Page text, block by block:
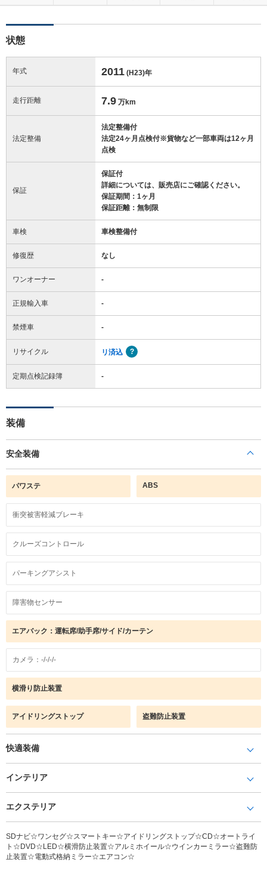
状態
年式 2011 (H23)年
走行距離 7.9 万km
法定整備
法定整備付
法定24ヶ月点検付※貨物など一部車両は12ヶ月
点検
保証
保証付
詳細については、販売店にご確認ください。
保証期間：1ヶ月
保証距離：無制限
車検 車検整備付
修復歴 なし
ワンオーナー -
正規輸入車 -
禁煙車 -
リサイクル リ済込
定期点検記録簿 -
装備
安全装備
パワステ ABS
衝突被害軽減ブレーキ
クルーズコントロール
パーキングアシスト
障害物センサー
エアバック：運転席/助手席/サイド/カーテン
カメラ：-/-/-/-
横滑り防止装置
アイドリングストップ 盗難防止装置
快適装備
インテリア
エクステリア
SDナビ☆ワンセグ☆スマートキー☆アイドリングストップ☆CD☆オートライ
ト☆DVD☆LED☆横滑防止装置☆アルミホイール☆ウインカーミラー☆盗難防
止装置☆電動式格納ミラー☆エアコン☆